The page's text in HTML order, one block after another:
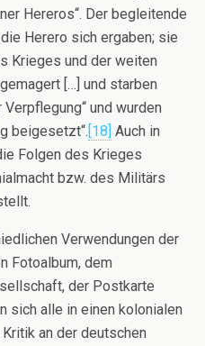
Hereros“. Der begleitende
Herero sich ergaben; sie
Krieges und der weiten
[…] und starben
und wurden
beigesetzt“.[18] Auch in
Folgen des Krieges
bzw. des Militärs
Verwendungen der
Fotoalbum, dem
der Postkarte
sich alle in einen kolonialen
an der deutschen